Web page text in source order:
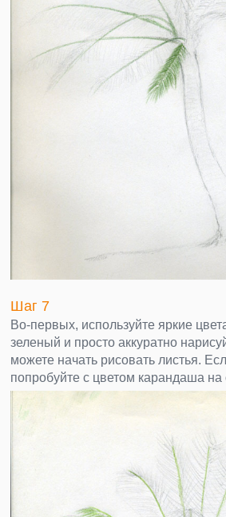
Шаг 7
Во-первых, используйте яркие
зеленый и просто аккуратно
можете начать рисовать листья.
попробуйте с цветом карандаша на